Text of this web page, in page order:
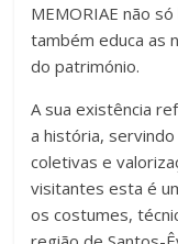
MEMORIAE não
também educa as
do património.
A sua existência
a história,
coletivas e
visitantes esta é
os costumes,